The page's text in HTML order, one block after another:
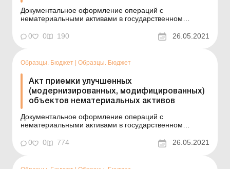
Документальное оформление операций с
нематериальными активами в государственном
объекта права интеллектуальной собственности в
составе нематериальных активов. Типовая форма №
Одеський на...
0 0 190 26.05.2021
Образцы. Бюджет Образцы. Бюджет
Акт приемки улучшенных
(модернизированных, модифицированных)
объектов нематериальных активов
Документальное оформление операций с
нематериальными активами в государственном
реконструированных и модернизированных основных
средств (для субъектов государственного сектора)
націона...
0 0 774 26.05.2021